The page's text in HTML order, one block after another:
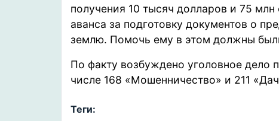
получения 10 тысяч долларов и 75
аванса за подготовку документов о
землю. Помочь ему в этом должны
По факту возбуждено уголовное дело
числе 168 «Мошенничество» и 211
Теги: